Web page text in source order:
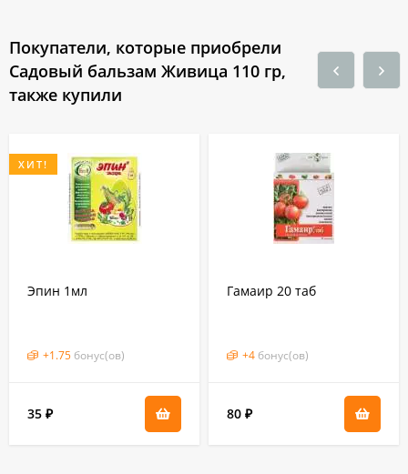
Покупатели, которые приобрели
Садовый бальзам Живица 110 гр,
также купили
ХИТ!
Эпин 1мл
+1.75 бонус(ов)
35 ₽
Гамаир 20 таб
+4 бонус(ов)
80 ₽